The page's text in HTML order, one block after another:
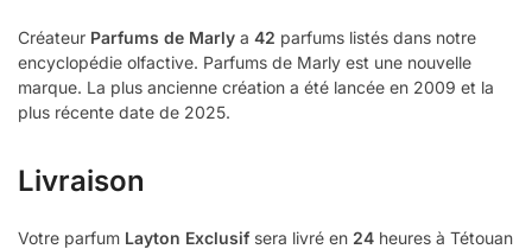
Créateur Parfums de Marly a 42 parfums listés dans notre
encyclopédie olfactive. Parfums de Marly est une nouvelle
marque. La plus ancienne création a été lancée en 2009 et la
plus récente date de 2025.
Livraison
Votre parfum Layton Exclusif sera livré en 24 heures à Tétouan